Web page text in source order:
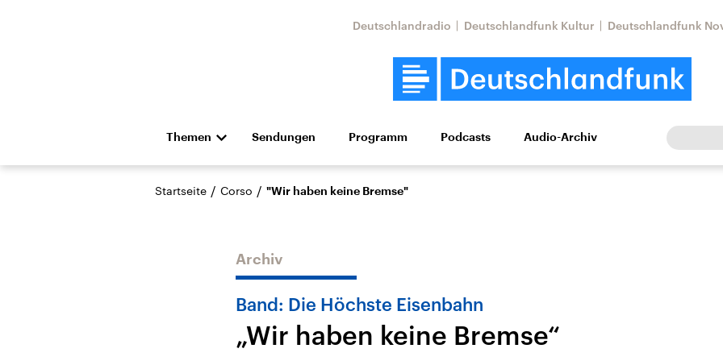
Deutschlandradio Deutschlandfunk Kultur Deutschlandfunk
Themen
Die Nachrichten Politik Wirtschaft Wissen Kultur Europa
Hörspiel und Feature Musik
Landtagswahl Sachsen-
Anhalt 2026
USA
Nahostkonflikt
Sendungen Programm Podcasts Audio-Archiv
Startseite / Corso / "Wir haben keine Bremse"
Archiv
Band: Die Höchste Eisenbahn
„Wir haben keine Bremse“